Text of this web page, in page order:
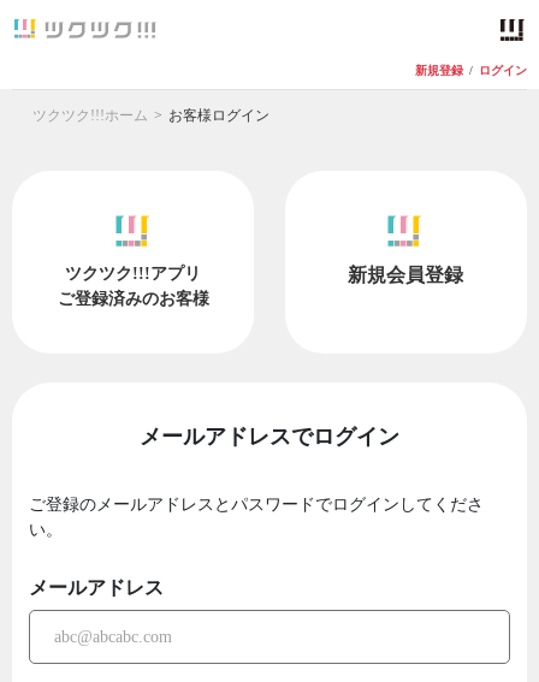
新規登録 / ログイン
ツクツク!!!ホーム お客様ログイン
ツクツク!!!アプリ
ご登録済みのお客様
新規会員登録
メールアドレスでログイン
ご登録のメールアドレスとパスワードでログインしてくださ
い。
メールアドレス